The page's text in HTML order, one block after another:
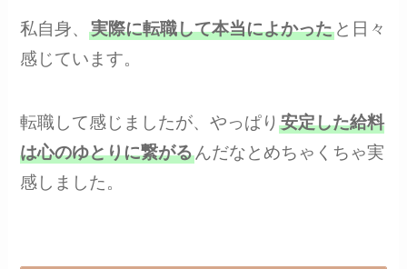
私自身、実際に転職して本当によかった と日々
感じています。
転職して感じましたが、やっぱり安定した給料
は心のゆとりに繋がるんだなとめちゃくちゃ実
感しました。